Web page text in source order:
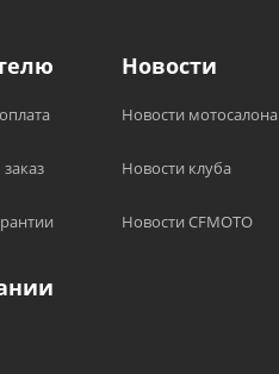
Новости
Новости мотосалона
Новости клуба
Новости CFMOTO